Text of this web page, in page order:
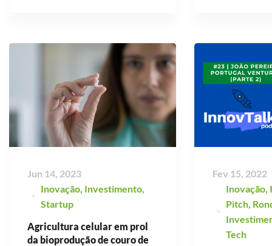
Jun 14, 2023
Inovação Investimento
Startup
Agricultura celular em prol
da bioprodução de couro de
Fev 15, 2022
Inovação
Pitch
Tech